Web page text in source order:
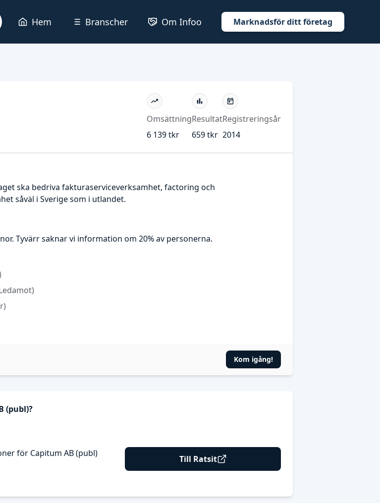
Hem Branscher Om Infoo Marknadsför ditt företag
Omsättning
6 139 tkr
Resultat
659 tkr
Registreringsår
2014
ska bedriva fakturaserviceverksamhet, factoring och
såväl i Sverige som i utlandet.
Tyvärr saknar vi information om 20% av personerna.
Kom igång!
(publ)?
för Capitum AB (publ)
Till Ratsit